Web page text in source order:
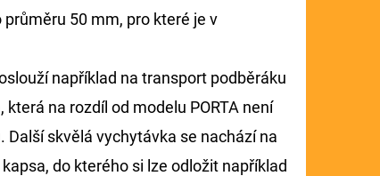
50 mm, pro které je v
například na transport podběráku
na rozdíl od modelu PORTA není
skvělá vychytávka se nachází na
do kterého si lze odložit například